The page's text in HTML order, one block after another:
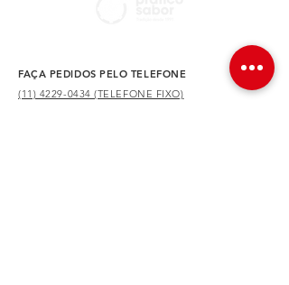
FAÇA PEDIDOS PELO TELEFONE
(11) 4229-0434 (TELEFONE FIXO)